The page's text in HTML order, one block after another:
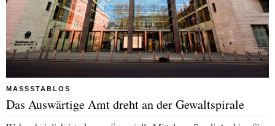
MASSSTABLOS
Das Auswärtige Amt dreht an der Gewaltspirale